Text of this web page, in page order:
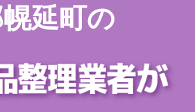
延町の